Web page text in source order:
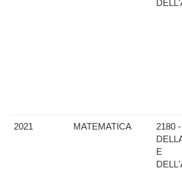
2021 MATEMATICA
2180
E